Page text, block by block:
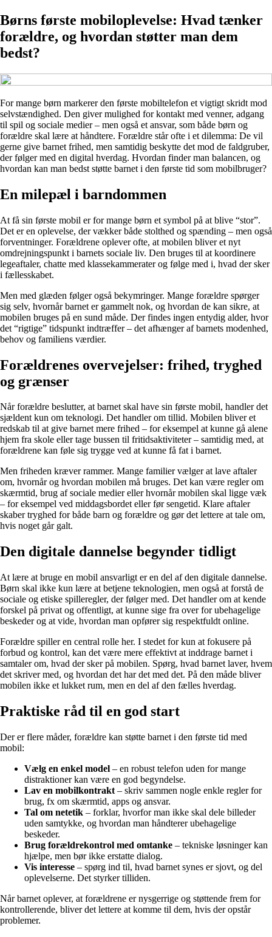
Børns første mobiloplevelse: Hvad tænker
forældre, og hvordan støtter man dem
bedst?
For mange børn markerer den første mobiltelefon et vigtigt skridt mod
selvstændighed. Den giver mulighed for kontakt med venner, adgang
til spil og sociale medier – men også et ansvar, som både børn og
forældre skal lære at håndtere. Forældre står ofte i et dilemma: De vil
gerne give barnet frihed, men samtidig beskytte det mod de faldgruber,
der følger med en digital hverdag. Hvordan finder man balancen, og
hvordan kan man bedst støtte barnet i den første tid som mobilbruger?
En milepæl i barndommen
At få sin første mobil er for mange børn et symbol på at blive “stor”.
Det er en oplevelse, der vækker både stolthed og spænding – men også
forventninger. Forældrene oplever ofte, at mobilen bliver et nyt
omdrejningspunkt i barnets sociale liv. Den bruges til at koordinere
legeaftaler, chatte med klassekammerater og følge med i, hvad der sker
i fællesskabet.
Men med glæden følger også bekymringer. Mange forældre spørger
sig selv, hvornår barnet er gammelt nok, og hvordan de kan sikre, at
mobilen bruges på en sund måde. Der findes ingen entydig alder, hvor
det “rigtige” tidspunkt indtræffer – det afhænger af barnets modenhed,
behov og familiens værdier.
Forældrenes overvejelser: frihed, tryghed
og grænser
Når forældre beslutter, at barnet skal have sin første mobil, handler det
sjældent kun om teknologi. Det handler om tillid. Mobilen bliver et
redskab til at give barnet mere frihed – for eksempel at kunne gå alene
hjem fra skole eller tage bussen til fritidsaktiviteter – samtidig med, at
forældrene kan føle sig trygge ved at kunne få fat i barnet.
Men friheden kræver rammer. Mange familier vælger at lave aftaler
om, hvornår og hvordan mobilen må bruges. Det kan være regler om
skærmtid, brug af sociale medier eller hvornår mobilen skal ligge væk
– for eksempel ved middagsbordet eller før sengetid. Klare aftaler
skaber tryghed for både barn og forældre og gør det lettere at tale om,
hvis noget går galt.
Den digitale dannelse begynder tidligt
At lære at bruge en mobil ansvarligt er en del af den digitale dannelse.
Børn skal ikke kun lære at betjene teknologien, men også at forstå de
sociale og etiske spilleregler, der følger med. Det handler om at kende
forskel på privat og offentligt, at kunne sige fra over for ubehagelige
beskeder og at vide, hvordan man opfører sig respektfuldt online.
Forældre spiller en central rolle her. I stedet for kun at fokusere på
forbud og kontrol, kan det være mere effektivt at inddrage barnet i
samtaler om, hvad der sker på mobilen. Spørg, hvad barnet laver, hvem
det skriver med, og hvordan det har det med det. På den måde bliver
mobilen ikke et lukket rum, men en del af den fælles hverdag.
Praktiske råd til en god start
Der er flere måder, forældre kan støtte barnet i den første tid med
mobil:
Vælg en enkel model – en robust telefon uden for mange
distraktioner kan være en god begyndelse.
Lav en mobilkontrakt – skriv sammen nogle enkle regler for
brug, fx om skærmtid, apps og ansvar.
Tal om netetik – forklar, hvorfor man ikke skal dele billeder
uden samtykke, og hvordan man håndterer ubehagelige
beskeder.
Brug forældrekontrol med omtanke – tekniske løsninger kan
hjælpe, men bør ikke erstatte dialog.
Vis interesse – spørg ind til, hvad barnet synes er sjovt, og del
oplevelserne. Det styrker tilliden.
Når barnet oplever, at forældrene er nysgerrige og støttende frem for
kontrollerende, bliver det lettere at komme til dem, hvis der opstår
problemer.